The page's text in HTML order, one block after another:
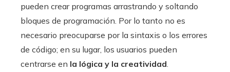
pueden crear programas arrastrando y soltando
bloques de programación. Por lo tanto no es
necesario preocuparse por la sintaxis o los errores
de código; en su lugar, los usuarios pueden
centrarse en la lógica y la creatividad